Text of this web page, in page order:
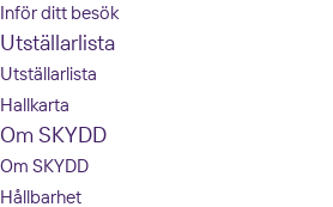
Inför ditt besök
Utställarlista
Utställarlista
Hallkarta
Om SKYDD
Om SKYDD
Hållbarhet